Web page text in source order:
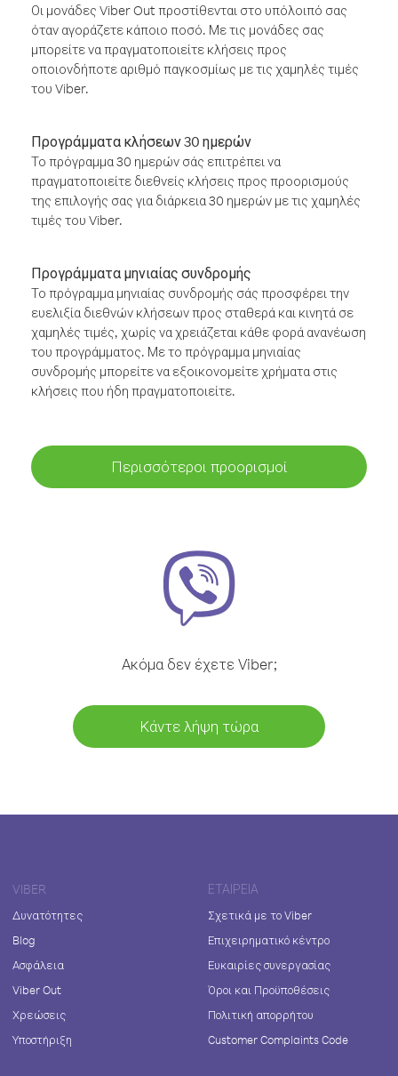
Οι μονάδες Viber Out προστίθενται στο υπόλοιπό σας
όταν αγοράζετε κάποιο ποσό. Με τις μονάδες σας
μπορείτε να πραγματοποιείτε κλήσεις προς
οποιονδήποτε αριθμό παγκοσμίως με τις χαμηλές τιμές
του Viber.
Προγράμματα κλήσεων 30 ημερών
Το πρόγραμμα 30 ημερών σάς επιτρέπει να
πραγματοποιείτε διεθνείς κλήσεις προς προορισμούς
της επιλογής σας για διάρκεια 30 ημερών με τις χαμηλές
τιμές του Viber.
Προγράμματα μηνιαίας συνδρομής
Το πρόγραμμα μηνιαίας συνδρομής σάς προσφέρει την
ευελιξία διεθνών κλήσεων προς σταθερά και κινητά σε
χαμηλές τιμές, χωρίς να χρειάζεται κάθε φορά ανανέωση
του προγράμματος. Με το πρόγραμμα μηνιαίας
συνδρομής μπορείτε να εξοικονομείτε χρήματα στις
κλήσεις που ήδη πραγματοποιείτε.
Περισσότεροι προορισμοί
Ακόμα δεν έχετε Viber;
Κάντε λήψη τώρα
VIBER
Δυνατότητες
Blog
Ασφάλεια
Viber Out
Χρεώσεις
Υποστήριξη
ΕΤΑΙΡΕΊΑ
Σχετικά με το Viber
Επιχειρηματικό κέντρο
Ευκαιρίες συνεργασίας
Όροι και Προϋποθέσεις
Πολιτική απορρήτου
Customer Complaints Code